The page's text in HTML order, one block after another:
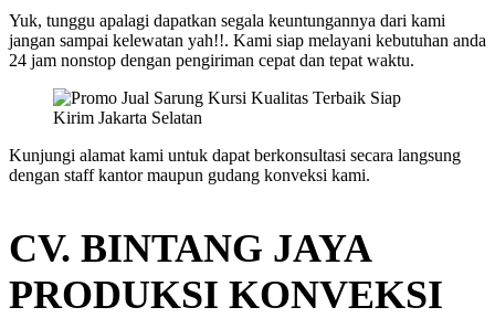
Yuk, tunggu apalagi dapatkan segala keuntungannya dari kami
jangan sampai kelewatan yah!!. Kami siap melayani kebutuhan anda
24 jam nonstop dengan pengiriman cepat dan tepat waktu.
Kunjungi alamat kami untuk dapat berkonsultasi secara langsung
dengan staff kantor maupun gudang konveksi kami.
CV. BINTANG JAYA
PRODUKSI KONVEKSI